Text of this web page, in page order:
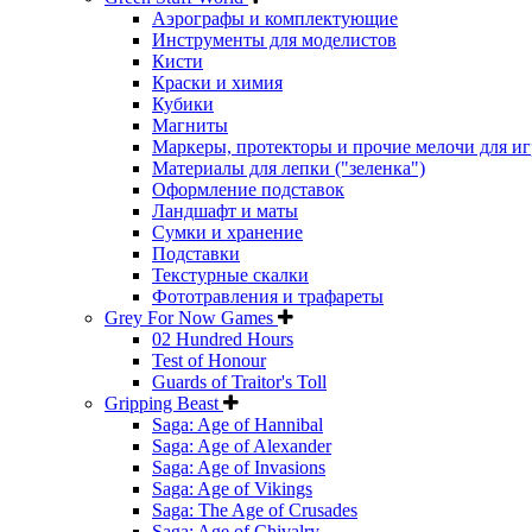
Аэрографы и комплектующие
Инструменты для моделистов
Кисти
Краски и химия
Кубики
Магниты
Маркеры, протекторы и прочие мелочи для
Материалы для лепки ("зеленка")
Оформление подставок
Ландшафт и маты
Сумки и хранение
Подставки
Текстурные скалки
Фототравления и трафареты
Grey For Now Games
02 Hundred Hours
Test of Honour
Guards of Traitor's Toll
Gripping Beast
Saga: Age of Hannibal
Saga: Age of Alexander
Saga: Age of Invasions
Saga: Age of Vikings
Saga: The Age of Crusades